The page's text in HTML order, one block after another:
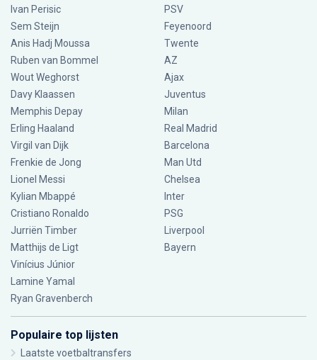
Ivan Perisic
Sem Steijn
Anis Hadj Moussa
Ruben van Bommel
Wout Weghorst
Davy Klaassen
Memphis Depay
Erling Haaland
Virgil van Dijk
Frenkie de Jong
Lionel Messi
Kylian Mbappé
Cristiano Ronaldo
Jurriën Timber
Matthijs de Ligt
Vinícius Júnior
Lamine Yamal
Ryan Gravenberch
PSV
Feyenoord
Twente
AZ
Ajax
Juventus
Milan
Real Madrid
Barcelona
Man Utd
Chelsea
Inter
PSG
Liverpool
Bayern
Populaire top lijsten
Laatste voetbaltransfers